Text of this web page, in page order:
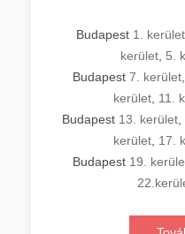
Budapest 1. kerület,
kerület, 5.
Budapest 7. kerület,
kerület 11.
Budapest 13. kerület,
kerület, 17.
Budapest 19.